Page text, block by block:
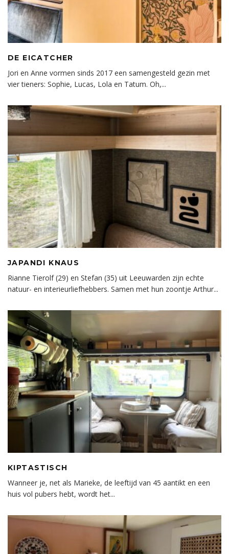
DE EICATCHER
Jori en Anne vormen sinds 2017 een samengesteld gezin met
vier tieners: Sophie, Lucas, Lola en Tatum. Oh,...
JAPANDI KNAUS
Rianne Tierolf (29) en Stefan (35) uit Leeuwarden zijn echte
natuur- en interieurliefhebbers. Samen met hun zoontje Arthur...
KIPTASTISCH
Wanneer je, net als Marieke, de leeftijd van 45 aantikt en een
huis vol pubers hebt, wordt het...